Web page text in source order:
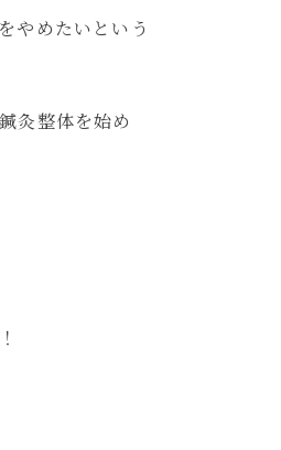
やめたいという
灸整体を始め